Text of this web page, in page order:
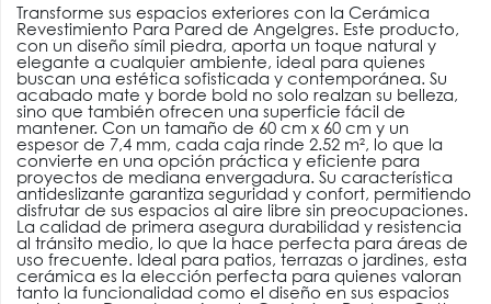
Transforme sus espacios exteriores con la Cerámica
Revestimiento Para Pared de Angelgres. Este producto,
con un diseño símil piedra, aporta un toque natural y
elegante a cualquier ambiente, ideal para quienes
buscan una estética sofisticada y contemporánea. Su
acabado mate y borde bold no solo realzan su belleza,
sino que también ofrecen una superficie fácil de
mantener. Con un tamaño de 60 cm x 60 cm y un
espesor de 7,4 mm, cada caja rinde 2.52 m², lo que la
convierte en una opción práctica y eficiente para
proyectos de mediana envergadura. Su característica
antideslizante garantiza seguridad y confort, permitiendo
disfrutar de sus espacios al aire libre sin preocupaciones.
La calidad de primera asegura durabilidad y resistencia
al tránsito medio, lo que la hace perfecta para áreas de
uso frecuente. Ideal para patios, terrazas o jardines, esta
cerámica es la elección perfecta para quienes valoran
tanto la funcionalidad como el diseño en sus espacios